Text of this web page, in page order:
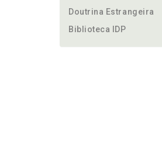
Doutrina Estrangeira
Biblioteca IDP